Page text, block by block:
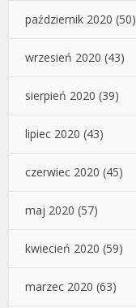
październik 2020 (50)
wrzesień 2020 (43)
sierpień 2020 (39)
lipiec 2020 (43)
czerwiec 2020 (45)
maj 2020 (57)
kwiecień 2020 (59)
marzec 2020 (63)